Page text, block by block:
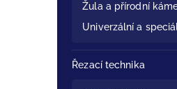
Žula a přírodní
Univerzální a
Řezací technika